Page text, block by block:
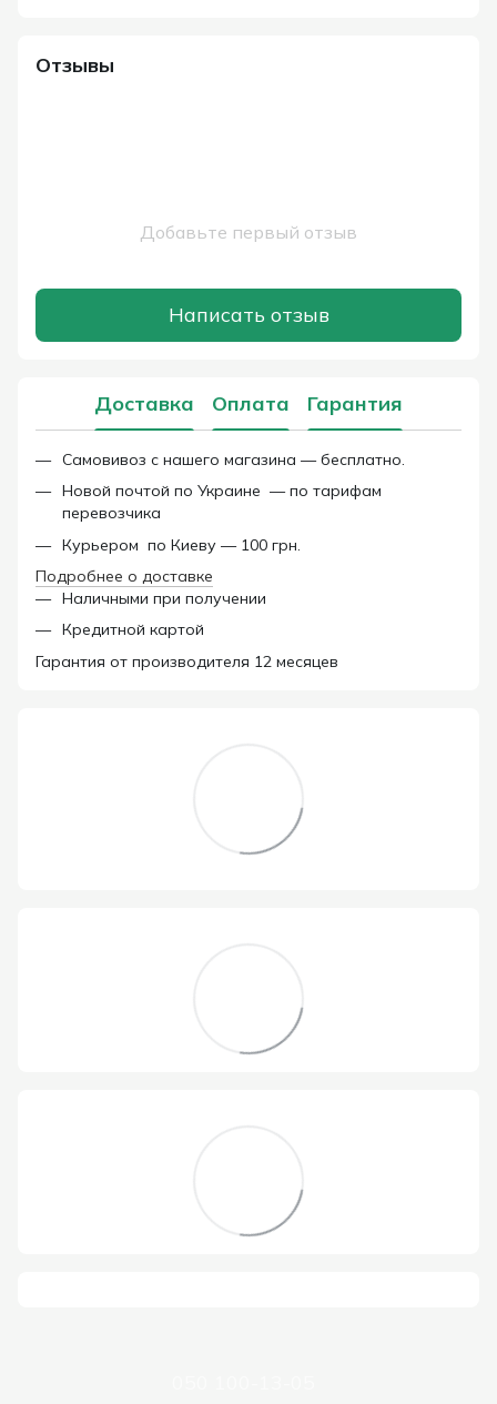
Отзывы
Добавьте первый отзыв
Написать отзыв
Доставка Оплата Гарантия
Самовивоз с нашего магазина — бесплатно.
Новой почтой по Украине — по тарифам
перевозчика
Курьером по Киеву — 100 грн.
Подробнее о доставке
Наличными при получении
Кредитной картой
Гарантия от производителя 12 месяцев